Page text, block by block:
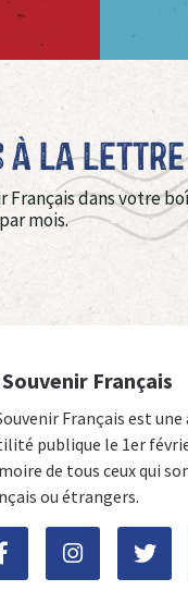
à La Lettre
Français dans votre
mois.
Français
Français est
publique le 1er
de tous ceux qui
ou étrangers.